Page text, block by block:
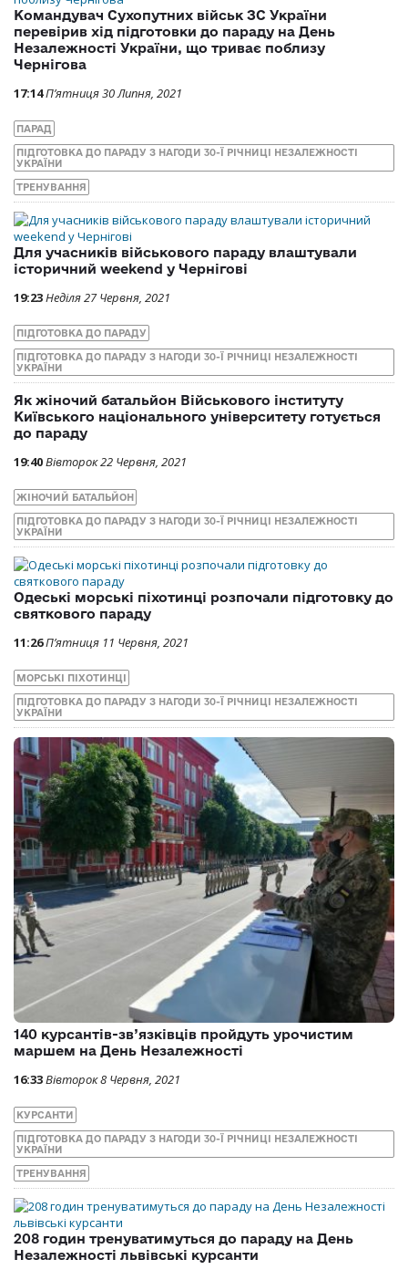
Командувач Сухопутних військ ЗС України
перевірив хід підготовки до параду на День
Незалежності України, що триває поблизу
Чернігова
17:14П’ятниця 30 Липня, 2021
ПАРАД
ПІДГОТОВКА ДО ПАРАДУ З НАГОДИ 30-Ї РІЧНИЦІ НЕЗАЛЕЖНОСТІ
УКРАЇНИ
ТРЕНУВАННЯ
Для учасників військового параду влаштували
історичний weekend у Чернігові
19:23Неділя 27 Червня, 2021
ПІДГОТОВКА ДО ПАРАДУ
ПІДГОТОВКА ДО ПАРАДУ З НАГОДИ 30-Ї РІЧНИЦІ НЕЗАЛЕЖНОСТІ
УКРАЇНИ
Як жіночий батальйон Військового інституту
Київського національного університету готується
до параду
19:40Вівторок 22 Червня, 2021
ЖІНОЧИЙ БАТАЛЬЙОН
ПІДГОТОВКА ДО ПАРАДУ З НАГОДИ 30-Ї РІЧНИЦІ НЕЗАЛЕЖНОСТІ
УКРАЇНИ
Одеські морські піхотинці розпочали підготовку до
святкового параду
11:26П’ятниця 11 Червня, 2021
МОРСЬКІ ПІХОТИНЦІ
ПІДГОТОВКА ДО ПАРАДУ З НАГОДИ 30-Ї РІЧНИЦІ НЕЗАЛЕЖНОСТІ
УКРАЇНИ
140 курсантів-зв’язківців пройдуть урочистим
маршем на День Незалежності
16:33Вівторок 8 Червня, 2021
КУРСАНТИ
ПІДГОТОВКА ДО ПАРАДУ З НАГОДИ 30-Ї РІЧНИЦІ НЕЗАЛЕЖНОСТІ
УКРАЇНИ
ТРЕНУВАННЯ
208 годин тренуватимуться до параду на День
Незалежності львівські курсанти